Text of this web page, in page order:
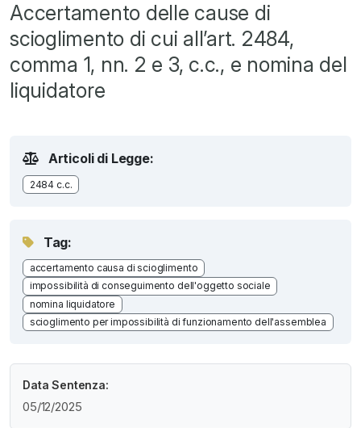
Accertamento delle cause di
scioglimento di cui all’art. 2484,
comma 1, nn. 2 e 3, c.c., e nomina del
liquidatore
Articoli di Legge:
2484 c.c.
Tag:
accertamento causa di scioglimento
impossibilità di conseguimento dell'oggetto sociale
nomina liquidatore
scioglimento per impossibilità di funzionamento dell'assemblea
Data Sentenza:
05/12/2025